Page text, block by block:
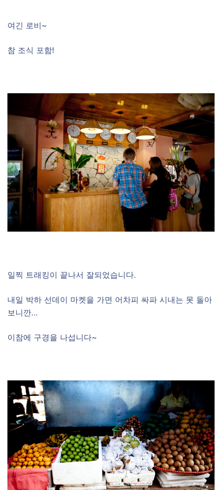
여긴 로비~
참 조식 포함!
일찍 트래킹이 끝나서 잘되었습니다.
내일 박하 선데이 마켓을 가면 어차피 싸파 시내는 못 돌아
보니깐…
이참에 구경을 나섭니다~